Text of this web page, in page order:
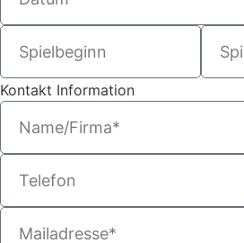
Kontakt Information